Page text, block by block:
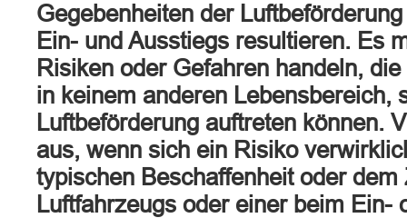
Gegebenheiten der
Ein- und Ausstiegs resultieren. Es
Risiken oder Gefahren handeln,
in keinem anderen Lebensbereich,
Luftbeförderung auftreten können.
aus, wenn sich ein Risiko
typischen Beschaffenheit oder dem
Luftfahrzeugs oder einer beim Ein-